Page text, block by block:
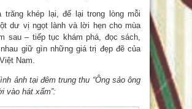
trăng khép lại, để lại trong lòng mỗi
dư vị ngọt lành và lời hẹn cho mùa
sau – tiếp tục khám phá, đọc sách,
giữ gìn những giá trị đẹp đẽ của
Nam.
ảnh tại đêm trung thu “Ông sảo ông
vào hát xẩm”: